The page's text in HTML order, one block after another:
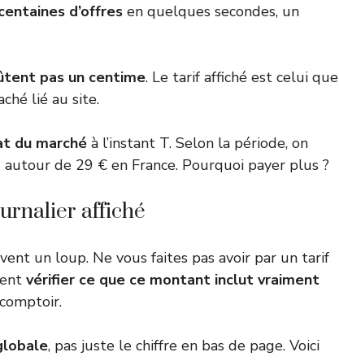
d’offres en quelques secondes, un
pas un centime. Le tarif affiché est celui que
lié au site.
du marché à l’instant T. Selon la période, on
de 29 € en France. Pourquoi payer plus ?
affiché
un loup. Ne vous faites pas avoir par un tarif
vérifier ce que ce montant inclut vraiment
, pas juste le chiffre en bas de page. Voici